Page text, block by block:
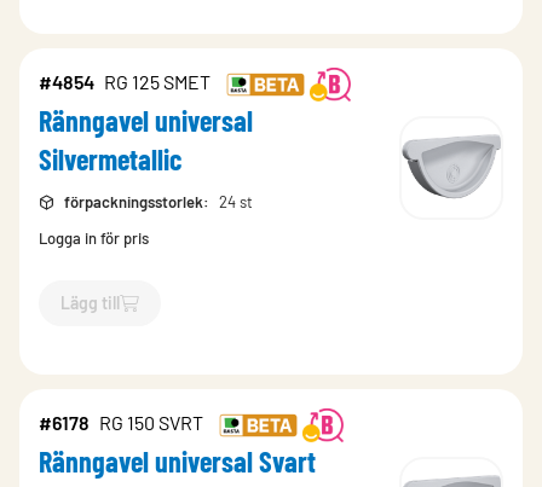
#4854 RG 125 SMET
Ränngavel universal
Silvermetallic
förpackningsstorlek:
24 st
Logga in för pris
Lägg till
`$Lägg till
#6178 RG 150 SVRT
Ränngavel universal Svart